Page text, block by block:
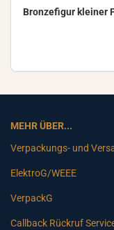
Bron­ze­fi­gur klei­ner
MEHR ÜBER...
Verpackungs- und
ElektroG/WEEE
VerpackG
Callback Rückruf